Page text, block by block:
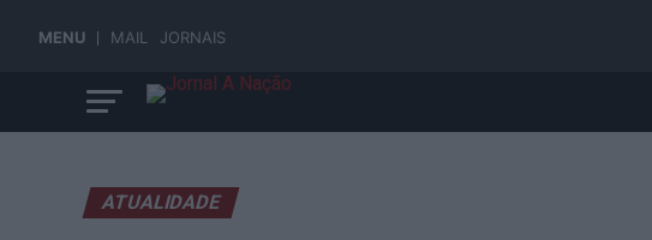
MENU MAIL JORNAIS
ATUALIDADE